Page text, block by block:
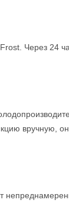
Через 24
вручную,